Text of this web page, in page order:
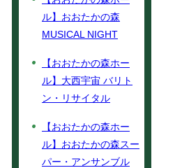
ル】おおたかの森
MUSICAL NIGHT
【おおたかの森ホー
ル】大西宇宙 バリト
ン・リサイタル
【おおたかの森ホー
ル】おおたかの森スー
パー・アンサンブル